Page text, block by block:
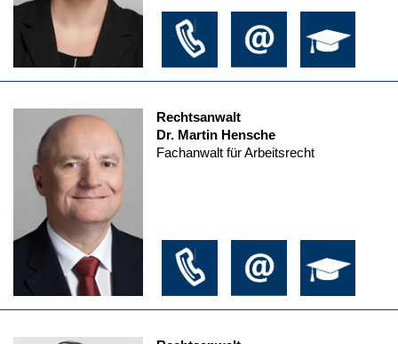
Rechtsanwalt
Dr. Martin Hensche
Fachanwalt für Arbeitsrecht